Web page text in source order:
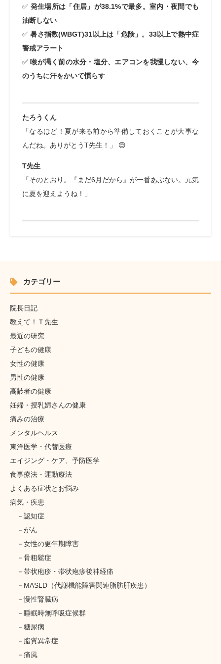
✅ 発生場所は「住居」が38.1%で最多。室内・夜間でも
油断しない
✅暑さ指数(WBGT)31以上は「危険」。33以上で熱中症
警戒アラート
✅ 喉が渇く前の水分・塩分、エアコンを我慢しない、今
のうちに汗をかいて慣らす
たろうくん
「なるほど！夏が来る前から準備しておくことが大事な
んだね。ありがとうT先生！」 😊
T先生
「そのとおり。『まだ6月だから』が一番あぶない。元気
に夏を迎えようね！」
カテゴリー
院長日記
教えて！Ｔ先生
最近の研究
子どもの健康
女性の健康
男性の健康
高齢者の健康
妊婦・授乳婦さんの健康
痛みの治療
メンタルヘルス
東洋医学・代替医療
エイジング・ケア、予防医学
食事療法・運動療法
よくある症状とお悩み
病気・疾患
認知症
がん
女性の更年期障害
骨粗鬆症
帯状疱疹・帯状疱疹後神経痛
MASLD（代謝機能障害関連脂肪肝疾患）
慢性腎臓病
睡眠時無呼吸症候群
糖尿病
脂質異常症
痛風